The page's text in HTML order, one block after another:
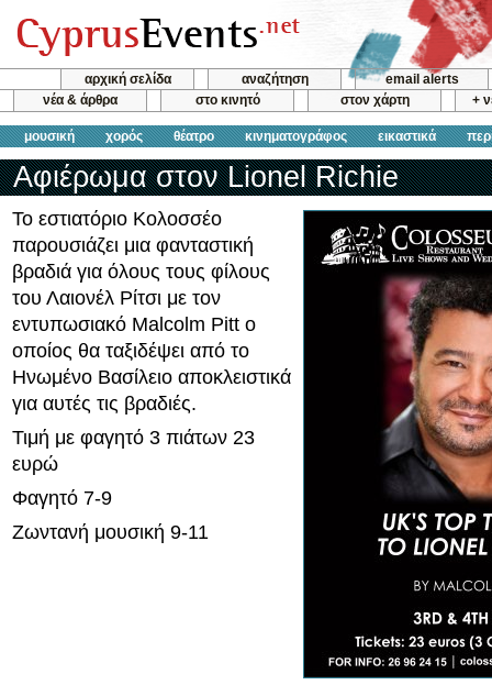
αρχική σελίδα αναζήτηση
email alerts
νέα & άρθρα
στο κινητό στον χάρτη +
μουσική χορός θέατρο κινηματογράφος εικαστικά
Αφιέρωμα στον Lionel Richie
Το εστιατόριο Κολοσσέο
παρουσιάζει μια φανταστική
βραδιά για όλους τους φίλους
του Λαιονέλ Ρίτσι με τον
εντυπωσιακό Malcolm Pitt ο
οποίος θα ταξιδέψει από το
Ηνωμένο Βασίλειο αποκλειστικά
για αυτές τις βραδιές.
Τιμή με φαγητό 3 πιάτων 23
ευρώ
Φαγητό 7-9
Ζωντανή μουσική 9-11